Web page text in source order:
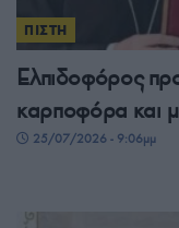
ΠΙΣΤΗ
Ελπιδοφόρος
καρποφόρα και
25/07/2026 - 9:06μμ